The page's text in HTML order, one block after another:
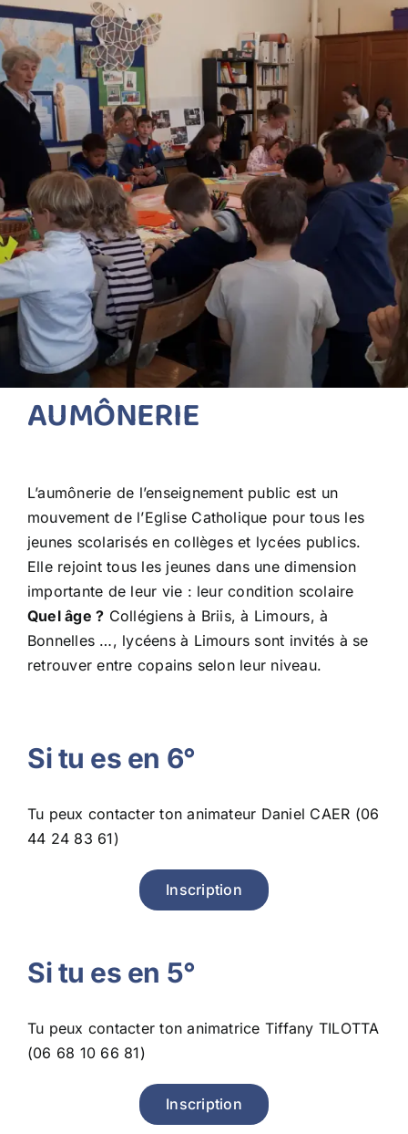
AUMÔNERIE
L’aumônerie de l’enseignement public est un
mouvement de l’Eglise Catholique pour tous les
jeunes scolarisés en collèges et lycées publics.
Elle rejoint tous les jeunes dans une dimension
importante de leur vie : leur condition scolaire
Quel âge ? Collégiens à Briis, à Limours, à
Bonnelles …, lycéens à Limours sont invités à se
retrouver entre copains selon leur niveau.
Si tu es en 6°
Tu peux contacter ton animateur Daniel CAER (06
44 24 83 61)
Inscription
Si tu es en 5°
Tu peux contacter ton animatrice Tiffany TILOTTA
(06 68 10 66 81)
Inscription